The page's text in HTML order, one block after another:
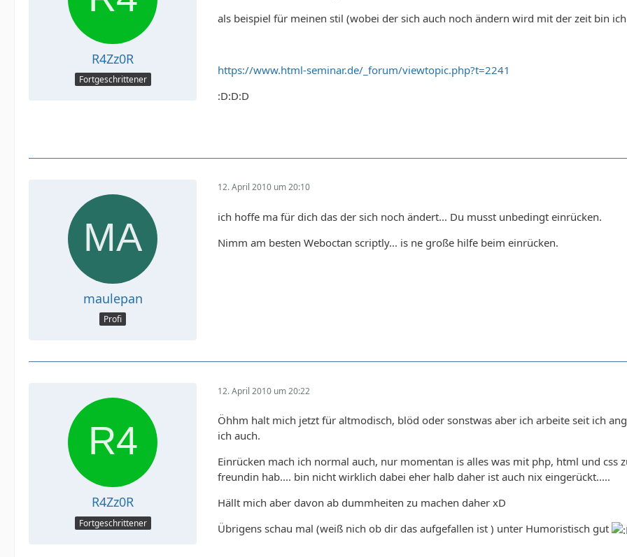
R4Zz0R
Fortgeschrittener
als beispiel für meinen stil (wobei der sich auch noch ändern wird mit der zeit bin
https://www.html-seminar.de/_forum/viewtopic.php?t=2241
:D:D:D
maulepan
Profi
12. April 2010 um 20:10
ich hoffe ma für dich das der sich noch ändert... Du musst unbedingt einrücken.
Nimm am besten Weboctan scriptly... is ne große hilfe beim einrücken.
R4Zz0R
Fortgeschrittener
12. April 2010 um 20:22
Öhhm halt mich jetzt für altmodisch, blöd oder sonstwas aber ich arbeite seit ich
ich auch.
Einrücken mach ich normal auch, nur momentan is alles was mit php, html und
freundin hab.... bin nicht wirklich dabei eher halb daher ist auch nix eingerückt.....
Hällt mich aber davon ab dummheiten zu machen daher xD
Übrigens schau mal (weiß nich ob dir das aufgefallen ist ) unter Humoristisch gut